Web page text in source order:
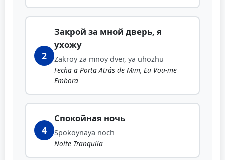
2
Закрой за мной дверь, я
ухожу
Zakroy za mnoy dver, ya uhozhu
Fecha a Porta Atrás de Mim, Eu Vou-me
Embora
4
Спокойная ночь
Spokoynaya noch
Noite Tranquila